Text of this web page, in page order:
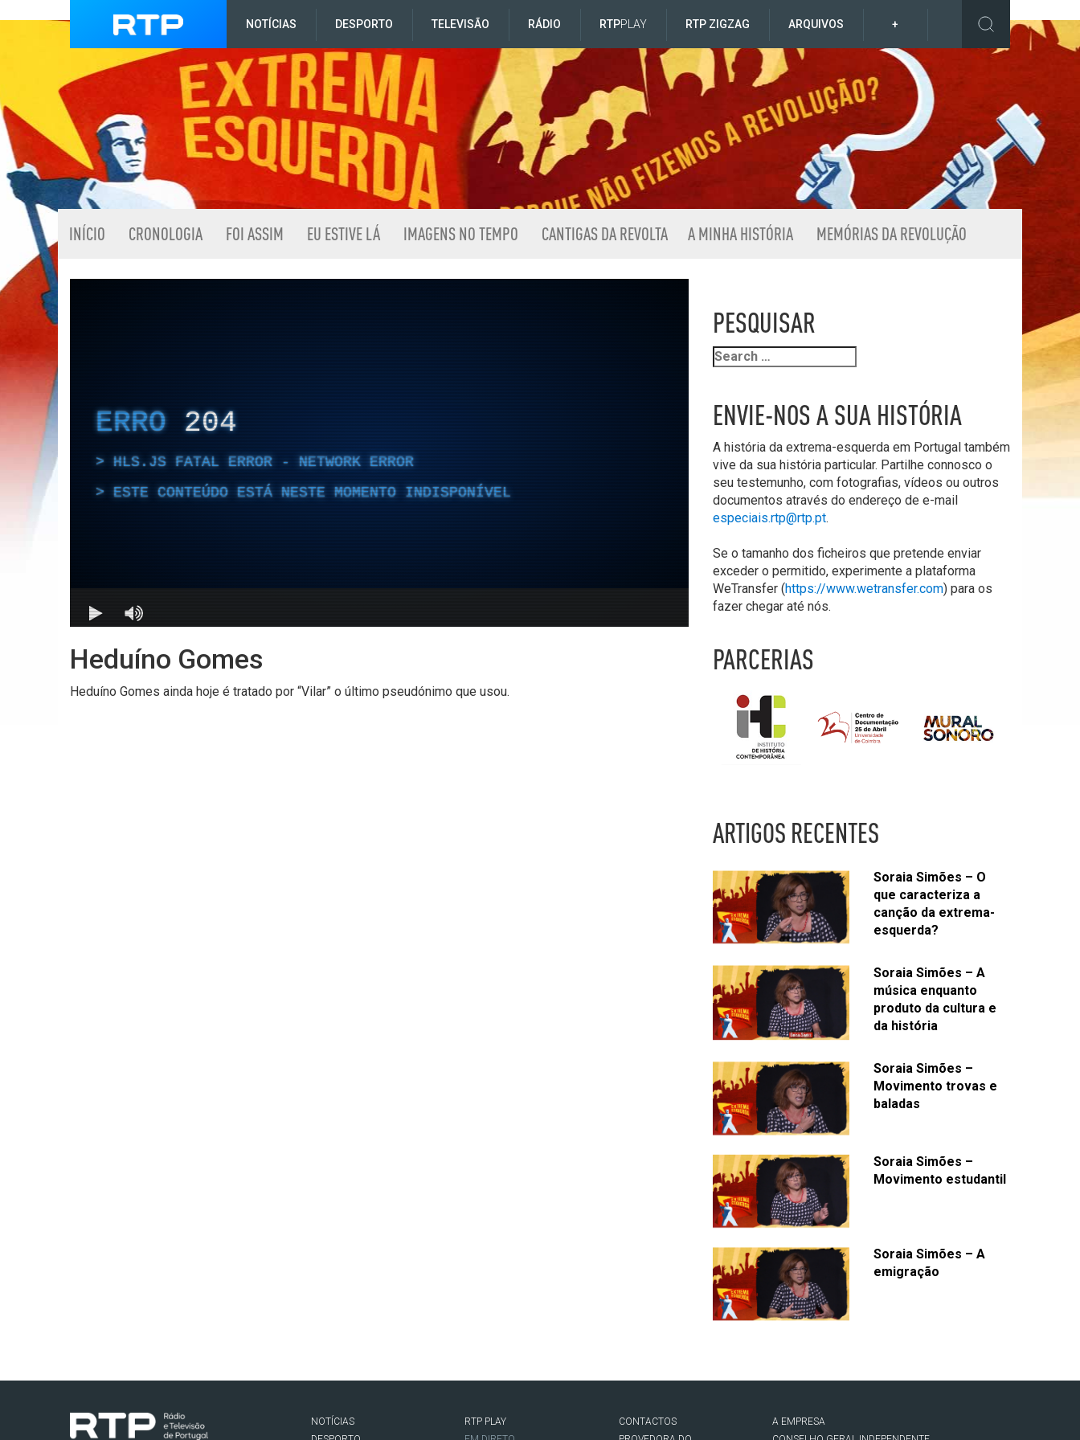
NOTÍCIAS DESPORTO TELEVISÃO RÁDIO RTPPLAY RTP ZIGZAG ARQUIVOS +
INÍCIO CRONOLOGIA FOI ASSIM EU ESTIVE LÁ IMAGENS NO TEMPO CANTIGAS DA REVOLTA A MINHA HISTÓRIA MEMÓRIAS DA REVOLUÇÃO
Heduíno Gomes
Heduíno Gomes ainda hoje é tratado por “Vilar” o último pseudónimo que usou.
PESQUISAR
ENVIE-NOS A SUA HISTÓRIA
A história da extrema-esquerda em Portugal também
vive da sua história particular. Partilhe connosco o
seu testemunho, com fotografias, vídeos ou outros
documentos através do endereço de e-mail
especiais.rtp@rtp.pt.
Se o tamanho dos ficheiros que pretende enviar
exceder o permitido, experimente a plataforma
WeTransfer (https://www.wetransfer.com) para os
fazer chegar até nós.
PARCERIAS
ARTIGOS RECENTES
Soraia Simões – O
que caracteriza a
canção da extrema-
esquerda?
Soraia Simões – A
música enquanto
produto da cultura e
da história
Soraia Simões –
Movimento trovas e
baladas
Soraia Simões –
Movimento estudantil
Soraia Simões – A
emigração
NOTÍCIAS
RTP PLAY
CONTACTOS
A EMPRESA